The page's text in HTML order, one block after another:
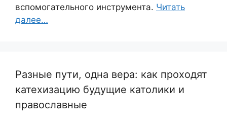
вспомогательного инструмента. Читать
далее…
Разные пути, одна вера: как проходят
катехизацию будущие католики и
православные